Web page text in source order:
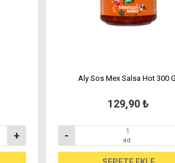
+
Aly Sos Mex Salsa Hot 300
129,90 ₺
- ad